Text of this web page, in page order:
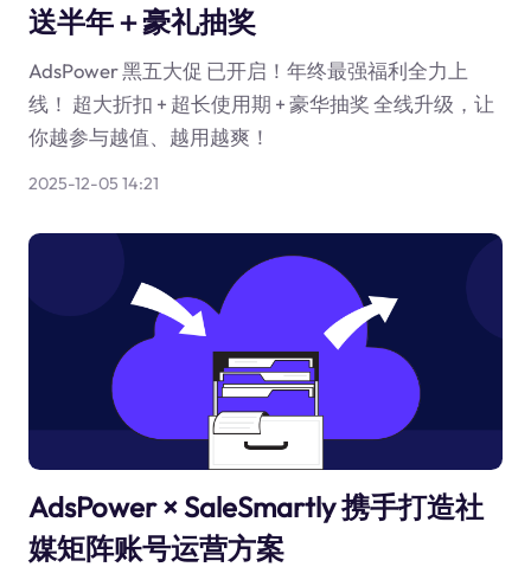
送半年＋豪礼抽奖
AdsPower 黑五大促 已开启！年终最强福利全力上
线！ 超大折扣 + 超长使用期 + 豪华抽奖 全线升级，让
你越参与越值、越用越爽！
2025-12-05 14:21
AdsPower × SaleSmartly 携手打造社
媒矩阵账号运营方案